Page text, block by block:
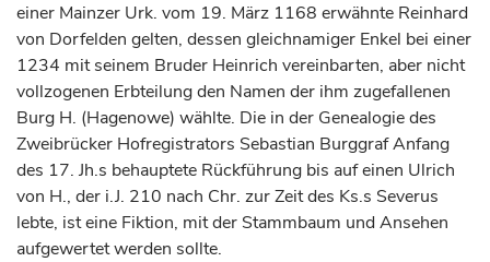
einer Mainzer Urk. vom 19. März 1168 erwähnte Reinhard
von Dorfelden gelten, dessen gleichnamiger Enkel bei einer
1234 mit seinem Bruder Heinrich vereinbarten, aber nicht
vollzogenen Erbteilung den Namen der ihm zugefallenen
Burg H. (Hagenowe) wählte. Die in der Genealogie des
Zweibrücker Hofregistrators Sebastian Burggraf Anfang
des 17. Jh.s behauptete Rückführung bis auf einen Ulrich
von H., der i.J. 210 nach Chr. zur Zeit des Ks.s Severus
lebte, ist eine Fiktion, mit der Stammbaum und Ansehen
aufgewertet werden sollte.